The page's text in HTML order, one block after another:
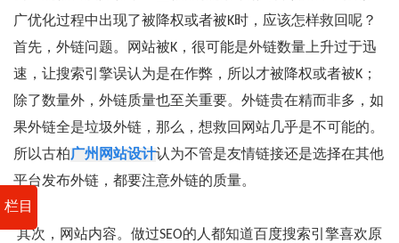
栏目
广优化过程中出现了被降权或者被K时，应该怎样救回呢？
首先，外链问题。网站被K，很可能是外链数量上升过于迅
速，让搜索引擎误认为是在作弊，所以才被降权或者被K；
除了数量外，外链质量也至关重要。外链贵在精而非多，如
果外链全是垃圾外链，那么，想救回网站几乎是不可能的。
所以古柏广州网站设计认为不管是友情链接还是选择在其他
平台发布外链，都要注意外链的质量。
其次，网站内容。做过SEO的人都知道百度搜索引擎喜欢原